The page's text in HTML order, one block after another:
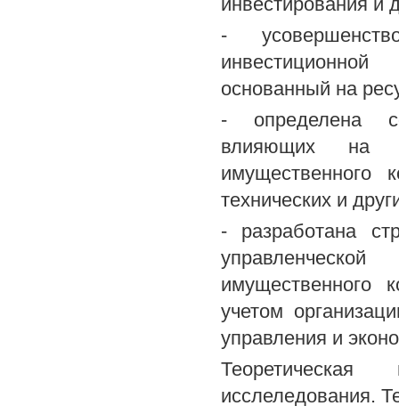
-
основанный на
- определена
влияющих на
имущественного
технических и
- разработана
имущественного
учетом
управления и
исслеледования.